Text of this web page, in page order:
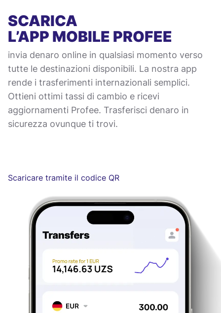
SCARICA
L’APP MOBILE PROFEE
invia denaro online in qualsiasi momento verso
tutte le destinazioni disponibili. La nostra app
rende i trasferimenti internazionali semplici.
Ottieni ottimi tassi di cambio e ricevi
aggiornamenti Profee. Trasferisci denaro in
sicurezza ovunque ti trovi.
Scaricare tramite il codice QR